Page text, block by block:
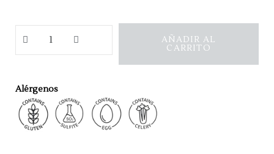
AÑADIR AL
CARRITO
Alérgenos